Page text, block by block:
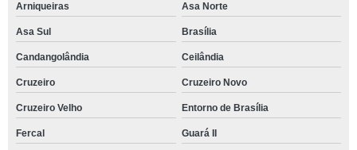
Arniqueiras Asa Norte
Asa Sul Brasília
Candangolândia Ceilândia
Cruzeiro Cruzeiro Novo
Cruzeiro Velho Entorno de Brasília
Fercal Guará II